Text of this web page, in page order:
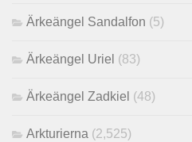
Ärkeängel Sandalfon (5)
Ärkeängel Uriel (83)
Ärkeängel Zadkiel (48)
Arkturierna (2,525)